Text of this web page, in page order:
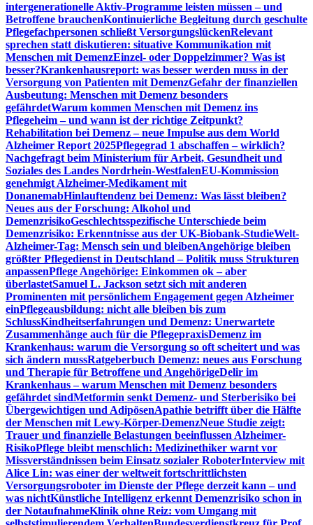
intergenerationelle Aktiv-Programme leisten müssen – und
Betroffene brauchenKontinuierliche Begleitung durch geschulte
Pflegefachpersonen schließt VersorgungslückenRelevant
sprechen statt diskutieren: situative Kommunikation mit
Menschen mit DemenzEinzel- oder Doppelzimmer? Was ist
besser?Krankenhausreport: was besser werden muss in der
Versorgung von Patienten mit DemenzGefahr der finanziellen
Ausbeutung: Menschen mit Demenz besonders
gefährdetWarum kommen Menschen mit Demenz ins
Pflegeheim – und wann ist der richtige Zeitpunkt?
Rehabilitation bei Demenz – neue Impulse aus dem World
Alzheimer Report 2025Pflegegrad 1 abschaffen – wirklich?
Nachgefragt beim Ministerium für Arbeit, Gesundheit und
Soziales des Landes Nordrhein-WestfalenEU-Kommission
genehmigt Alzheimer-Medikament mit
DonanemabHinlauftendenz bei Demenz: Was lässt bleiben?
Neues aus der Forschung: Alkohol und
DemenzrisikoGeschlechtsspezifische Unterschiede beim
Demenzrisiko: Erkenntnisse aus der UK-Biobank-StudieWelt-
Alzheimer-Tag: Mensch sein und bleibenAngehörige bleiben
größter Pflegedienst in Deutschland – Politik muss Strukturen
anpassenPflege Angehörige: Einkommen ok – aber
überlastetSamuel L. Jackson setzt sich mit anderen
Prominenten mit persönlichem Engagement gegen Alzheimer
einPflegeausbildung: nicht alle bleiben bis zum
SchlussKindheitserfahrungen und Demenz: Unerwartete
Zusammenhänge auch für die PflegepraxisDemenz im
Krankenhaus: warum die Versorgung so oft scheitert und was
sich ändern mussRatgeberbuch Demenz: neues aus Forschung
und Therapie für Betroffene und AngehörigeDelir im
Krankenhaus – warum Menschen mit Demenz besonders
gefährdet sindMetformin senkt Demenz- und Sterberisiko bei
Übergewichtigen und AdipösenApathie betrifft über die Hälfte
der Menschen mit Lewy-Körper-DemenzNeue Studie zeigt:
Trauer und finanzielle Belastungen beeinflussen Alzheimer-
RisikoPflege bleibt menschlich: Medizinethiker warnt vor
Missverständnissen beim Einsatz sozialer RoboterInterview mit
Alice Lin: was einer der weltweit fortschrittlichsten
Versorgungsroboter im Dienste der Pflege derzeit kann – und
was nichtKünstliche Intelligenz erkennt Demenzrisiko schon in
der NotaufnahmeKlinik ohne Reiz: vom Umgang mit